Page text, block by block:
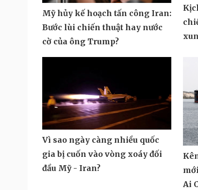
Mỹ hủy kế hoạch tấn công Iran:
Bước lùi chiến thuật hay nước
cờ của ông Trump?
Vì sao ngày càng nhiều quốc
gia bị cuốn vào vòng xoáy đối
đầu Mỹ - Iran?
Ai